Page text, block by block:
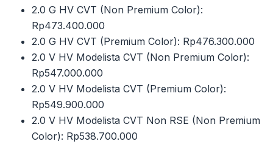
2.0 G HV CVT (Non Premium Color):
Rp473.400.000
2.0 G HV CVT (Premium Color): Rp476.300.000
2.0 V HV Modelista CVT (Non Premium Color):
Rp547.000.000
2.0 V HV Modelista CVT (Premium Color):
Rp549.900.000
2.0 V HV Modelista CVT Non RSE (Non Premium
Color): Rp538.700.000